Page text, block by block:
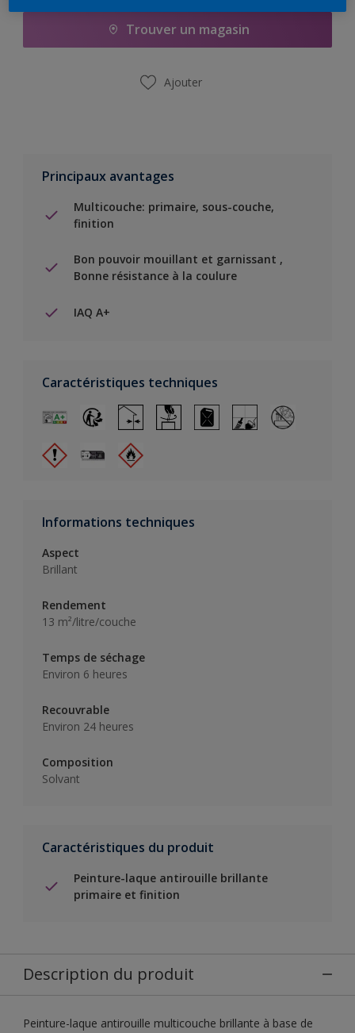
Trouver un magasin
Ajouter
Principaux avantages
Multicouche: primaire, sous-couche,
finition
Bon pouvoir mouillant et garnissant ,
Bonne résistance à la coulure
IAQ A+
Caractéristiques techniques
Informations techniques
Aspect
Brillant
Rendement
13 m²/litre/couche
Temps de séchage
Environ 6 heures
Recouvrable
Environ 24 heures
Composition
Solvant
Caractéristiques du produit
Peinture-laque antirouille brillante
primaire et finition
Description du produit
Peinture-laque antirouille multicouche brillante à base de